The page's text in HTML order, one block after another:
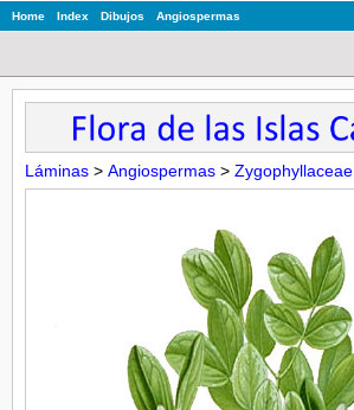
Home Index Dibujos Angiospermas
Láminas > Angiospermas > Zygophyllaceae